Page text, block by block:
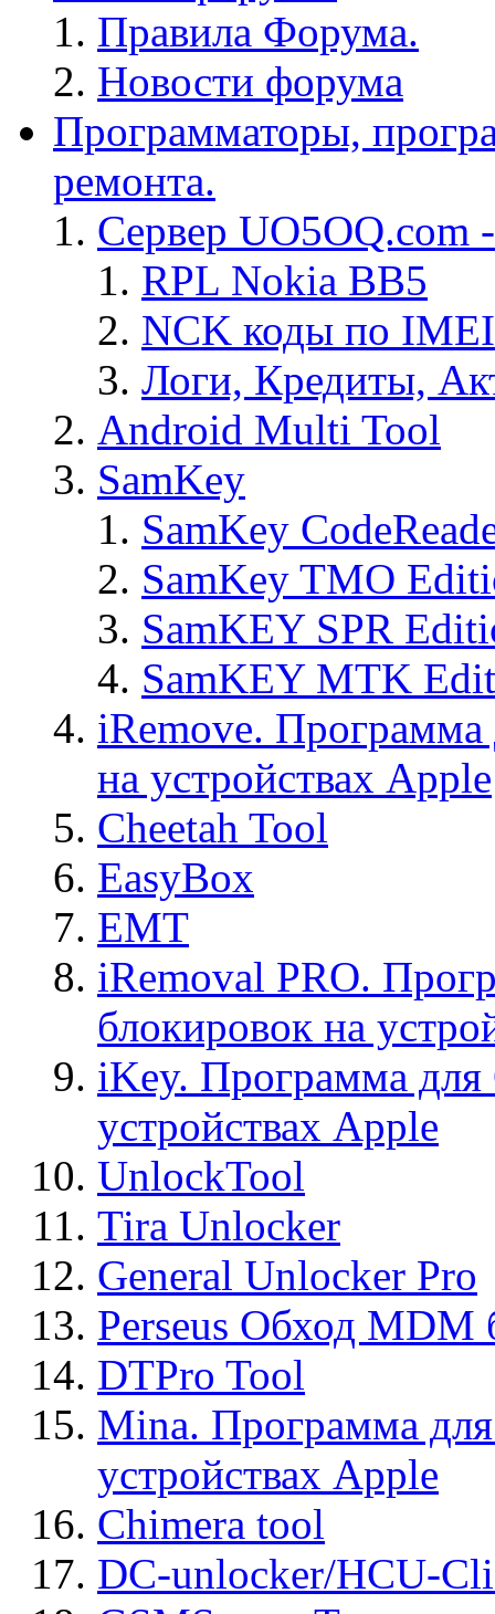
Правила Форума.
Новости форума
Программаторы,
ремонта.
Сервер
RPL Nokia BB5
NCK коды по IMEI
Логи, Кредиты,
Android Multi Tool
SamKey
SamKey
SamKey TMO
SamKEY SPR
SamKEY MTK
iRemove. Программа
на устройствах Apple
Cheetah Tool
EasyBox
EMT
iRemoval PRO.
блокировок на
iKey. Программа для
устройствах Apple
UnlockTool
Tira Unlocker
General Unlocker Pro
Perseus Обход MDM
DTPro Tool
Mina. Программа
устройствах Apple
Chimera tool
DC-unlocker/HCU-